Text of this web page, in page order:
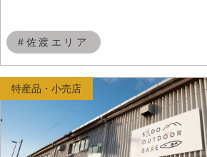
#佐渡エリア
特産品・小売店